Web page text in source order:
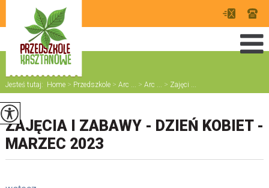
Jesteś tutaj: Home > Przedszkole > Arc ... > Arc ... > Zajęci ...
ZAJĘCIA I ZABAWY - DZIEŃ KOBIET -
MARZEC 2023